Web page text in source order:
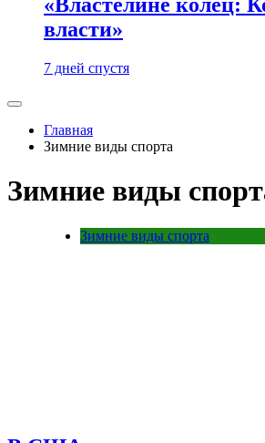
власти»
7 дней спустя
Главная
Зимние виды спорта
Зимние виды
Зимние виды спорта